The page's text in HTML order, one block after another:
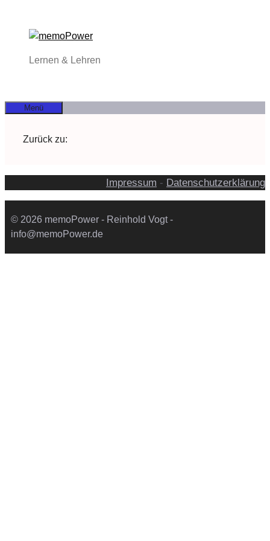
springen
Lernen & Lehren
Menü
Zurück zu:
Impressum - Datenschutzerklärung
© 2026 memoPower - Reinhold Vogt -
info@memoPower.de